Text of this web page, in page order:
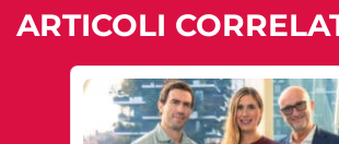
ARTICOLI